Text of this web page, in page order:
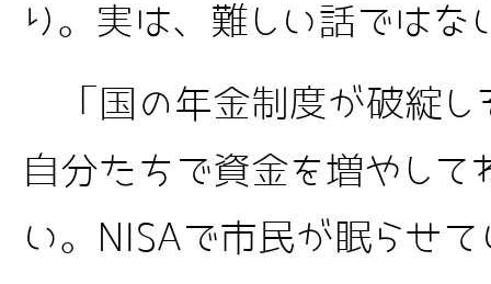
り。実は、難しい話ではな
「国の年金制度が破綻し
自分たちで資金を増やして
い。NISAで市民が眠らせ